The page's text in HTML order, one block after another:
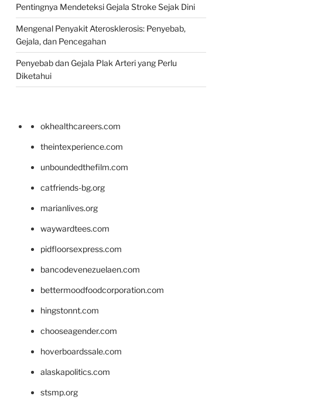
Pentingnya Mendeteksi Gejala Stroke Sejak Dini
Mengenal Penyakit Aterosklerosis: Penyebab,
Gejala, dan Pencegahan
Penyebab dan Gejala Plak Arteri yang Perlu
Diketahui
okhealthcareers.com
theintexperience.com
unboundedthefilm.com
catfriends-bg.org
marianlives.org
waywardtees.com
pidfloorsexpress.com
bancodevenezuelaen.com
bettermoodfoodcorporation.com
hingstonnt.com
chooseagender.com
hoverboardssale.com
alaskapolitics.com
stsmp.org